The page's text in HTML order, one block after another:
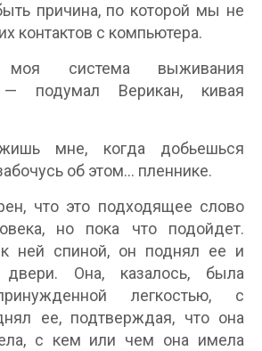
причина, по которой мы не
контактов с компьютера.
система выживания
— подумал Верикан, кивая
мне, когда добьешься
об этом… пленнике.
что это подходящее слово
но пока что подойдет.
ней спиной, он поднял ее и
Она, казалось, была
легкостью, с
ее, подтверждая, что она
с кем или чем она имела